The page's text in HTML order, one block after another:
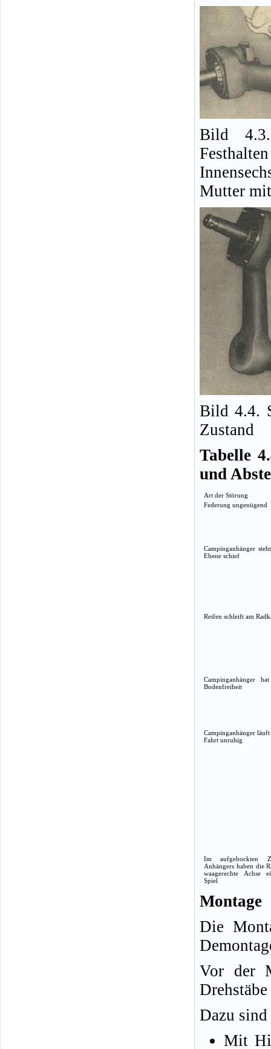
Bild 4.3.
Mutter
Bild 4.4.
Zustand
Tabelle
und
Art der Störung
Federung ungenügend
Campinganhänger
Ebene schief
Reifen schleift am
Campinganhänger
Bodenfreiheit
Campinganhänger
Fahrt unruhig
Im aufgebockten
Anhängers haben die
waagerechte Achse
Spiel
Montage
Die
Vor der
Dazu
Mit